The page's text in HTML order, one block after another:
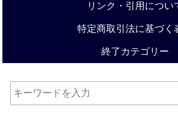
リンク・引用につい
特定商取引法に基づく
終了カテゴリー